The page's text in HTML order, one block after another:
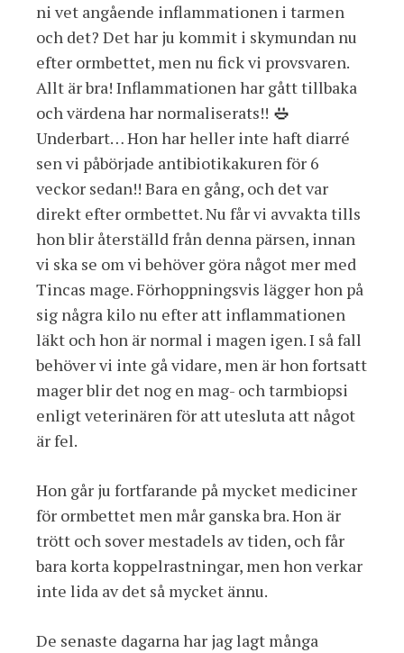
ni vet angående inflammationen i tarmen
och det? Det har ju kommit i skymundan nu
efter ormbettet, men nu fick vi provsvaren.
Allt är bra! Inflammationen har gått tillbaka
och värdena har normaliserats!!
Underbart… Hon har heller inte haft diarré
sen vi påbörjade antibiotikakuren för 6
veckor sedan!! Bara en gång, och det var
direkt efter ormbettet. Nu får vi avvakta tills
hon blir återställd från denna pärsen, innan
vi ska se om vi behöver göra något mer med
Tincas mage. Förhoppningsvis lägger hon på
sig några kilo nu efter att inflammationen
läkt och hon är normal i magen igen. I så fall
behöver vi inte gå vidare, men är hon fortsatt
mager blir det nog en mag- och tarmbiopsi
enligt veterinären för att utesluta att något
är fel.
Hon går ju fortfarande på mycket mediciner
för ormbettet men mår ganska bra. Hon är
trött och sover mestadels av tiden, och får
bara korta koppelrastningar, men hon verkar
inte lida av det så mycket ännu.
De senaste dagarna har jag lagt många